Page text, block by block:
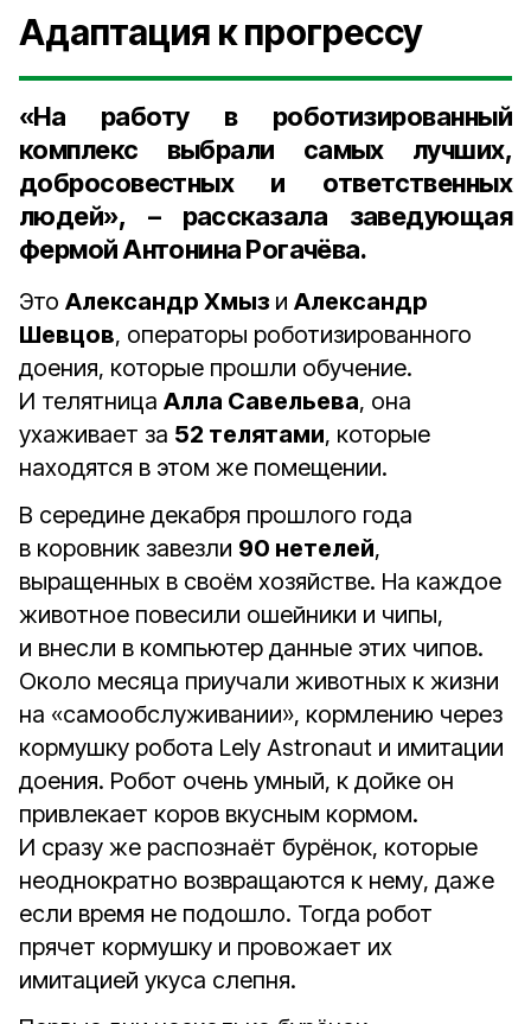
Адаптация к прогрессу
«На работу в роботизированный
комплекс выбрали самых лучших,
добросовестных и ответственных
людей», – рассказала заведующая
фермой Антонина Рогачёва.
Это Александр Хмыз и Александр
Шевцов, операторы роботизированного
доения, которые прошли обучение.
И телятница Алла Савельева, она
ухаживает за 52 телятами, которые
находятся в этом же помещении.
В середине декабря прошлого года
в коровник завезли 90 нетелей,
выращенных в своём хозяйстве. На каждое
животное повесили ошейники и чипы,
и внесли в компьютер данные этих чипов.
Около месяца приучали животных к жизни
на «самообслуживании», кормлению через
кормушку робота Lely Astronaut и имитации
доения. Робот очень умный, к дойке он
привлекает коров вкусным кормом.
И сразу же распознаёт бурёнок, которые
неоднократно возвращаются к нему, даже
если время не подошло. Тогда робот
прячет кормушку и провожает их
имитацией укуса слепня.